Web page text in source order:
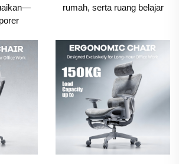
rumah, serta ruang belajar